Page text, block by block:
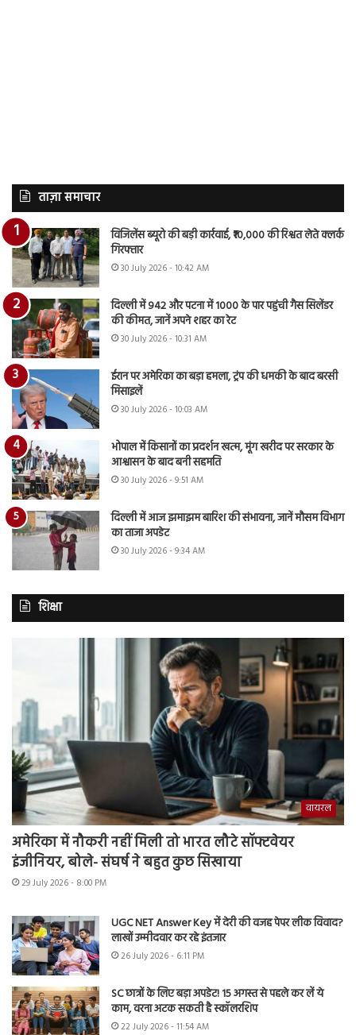
ताज़ा समाचार
विजिलेंस ब्यूरो की बड़ी कार्रवाई, ₹10,000 की रिश्वत लेते क्लर्क
गिरफ्तार
30 July 2026 - 10:42 AM
दिल्ली में 942 और पटना में 1000 के पार पहुंची गैस सिलेंडर
की कीमत, जानें अपने शहर का रेट
30 July 2026 - 10:31 AM
ईरान पर अमेरिका का बड़ा हमला, ट्रंप की धमकी के बाद बरसी
मिसाइलें
30 July 2026 - 10:03 AM
भोपाल में किसानों का प्रदर्शन खत्म, मूंग खरीद पर सरकार के
आश्वासन के बाद बनी सहमति
30 July 2026 - 9:51 AM
दिल्ली में आज झमाझम बारिश की संभावना, जानें मौसम विभाग
का ताजा अपडेट
30 July 2026 - 9:34 AM
शिक्षा
वायरल
अमेरिका में नौकरी नहीं मिली तो भारत लौटे सॉफ्टवेयर
इंजीनियर, बोले- संघर्ष ने बहुत कुछ सिखाया
29 July 2026 - 8:00 PM
UGC NET Answer Key में देरी की वजह पेपर लीक विवाद?
लाखों उम्मीदवार कर रहे इंतजार
26 July 2026 - 6:11 PM
SC छात्रों के लिए बड़ा अपडेट! 15 अगस्त से पहले कर लें ये
काम, वरना अटक सकती है स्कॉलरशिप
22 July 2026 - 11:54 AM